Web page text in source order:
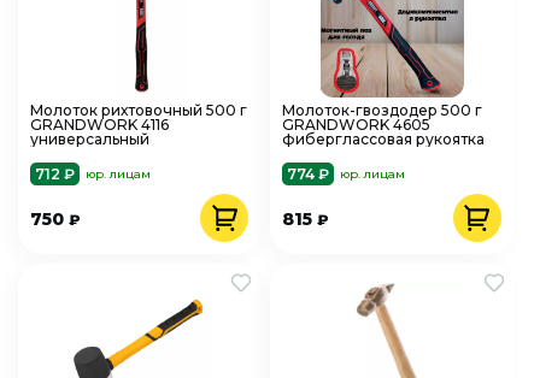
Молоток рихтовочный 500 г
GRANDWORK 4116
универсальный
712 ₽
юр. лицам
750 ₽
Молоток-гвоздодер 500 г
GRANDWORK 4605
фиберглассовая рукоятка
774 ₽
юр. лицам
815₽